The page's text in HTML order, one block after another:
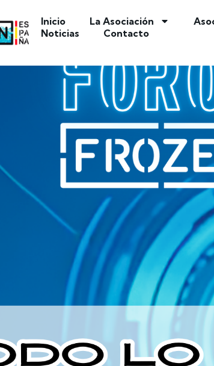
Inicio La Asociación
Noticias
Contacto